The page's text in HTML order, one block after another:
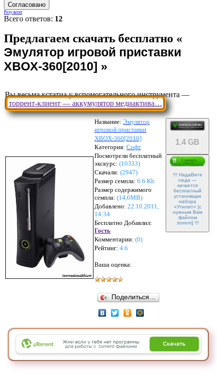
Результат
Всего ответов: 12
Вы весьма кстатиа у вспомогательного инструмента —
торрент-клиент — аккумулятор медиактива…
Название: Эмулятор
игровой приставки
XBOX-360[2010]
1.4 GB
!!! НадаВите
сюда —
качается
бесплатный
установщик
набора
«Утилит» [с
нужным Вам
файлом
.torrent] !!!
Категория: Софт
Посмотрели бесплатный
экскурс: (10333)
Скачали: (2947)
Размер семпла: 6.6 Kb
Размер содержимого
семпла: (14,6MB)
Добавлено: 22.10.2011,
14:34
Бесплатно Добавлил:
Гость
Комментарии: (0)
Рейтинг: 4.6
Ваша оценка:
Поделиться…